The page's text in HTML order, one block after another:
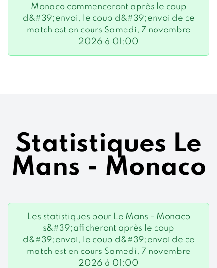
Monaco commenceront après le coup
d&#39;envoi, le coup d&#39;envoi de ce
match est en cours Samedi, 7 novembre
2026 à 01:00
Statistiques Le
Mans - Monaco
Les statistiques pour Le Mans - Monaco
s&#39;afficheront après le coup
d&#39;envoi, le coup d&#39;envoi de ce
match est en cours Samedi, 7 novembre
2026 à 01:00